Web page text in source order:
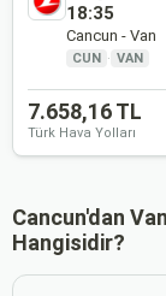
18:35
Cancun - Van
CUN · VAN
7.658,16 TL
Türk Hava Yolları
Cancun'dan
Hangisidir?